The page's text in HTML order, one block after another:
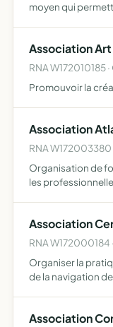
moyen qui
Association Art
RNA W172010185
Promouvoir la
Association
RNA W172003380
Organisation de
les
Association
RNA W172000184
Organiser la
de la navigation
Association